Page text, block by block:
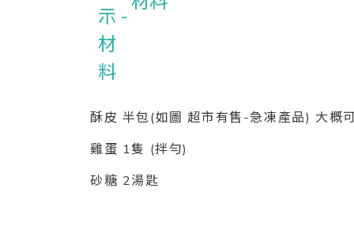
酥皮 半包(如圖 超市有售-急凍產品) 大概
雞蛋 1隻 (拌勻)
砂糖 2湯匙